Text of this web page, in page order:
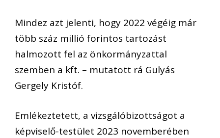
Mindez azt jelenti, hogy 2022 végéig már
több száz millió forintos tartozást
halmozott fel az önkormányzattal
szemben a kft. – mutatott rá Gulyás
Gergely Kristóf.
Emlékeztetett, a vizsgálóbizottságot a
képviselő-testület 2023 novemberében